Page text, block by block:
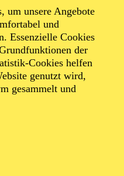
um unsere Angebote
und
Essenzielle Cookies
der
Cookies helfen
genutzt wird,
gesammelt und
OTTO